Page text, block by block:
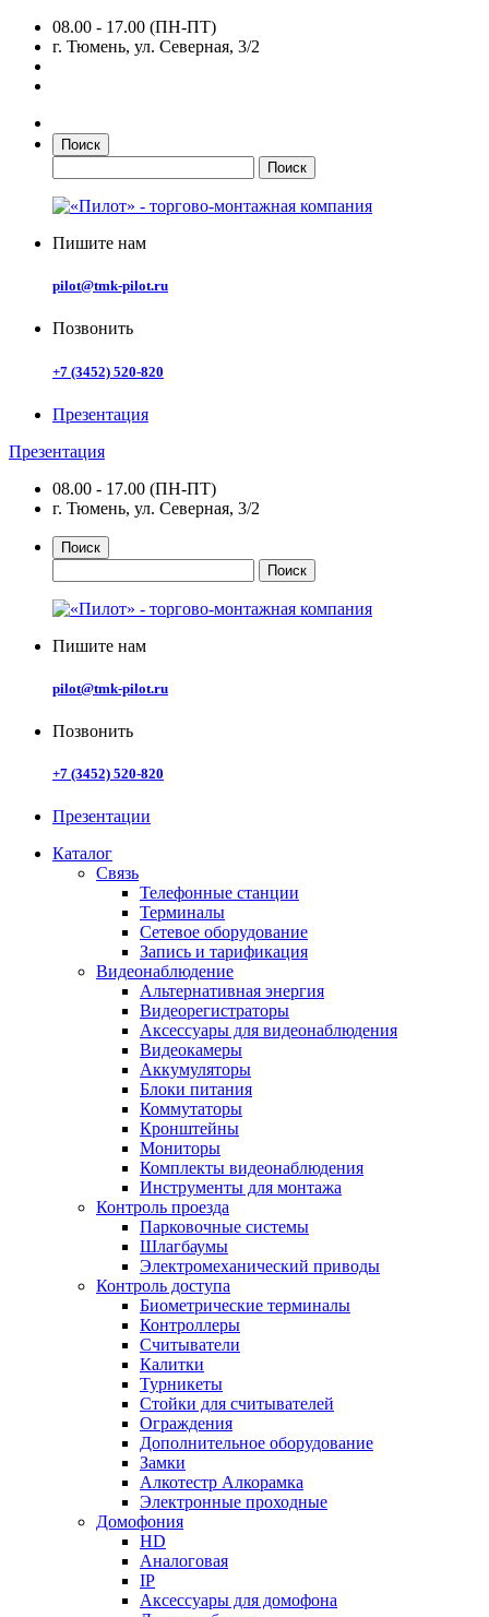
08.00 - 17.00 (ПН-ПТ)
г. Тюмень, ул. Северная, 3/2
Поиск
Пишите нам
pilot@tmk-pilot.ru
Позвонить
+7 (3452) 520-820
Презентация
Презентация
08.00 - 17.00 (ПН-ПТ)
г. Тюмень, ул. Северная, 3/2
Поиск
Пишите нам
pilot@tmk-pilot.ru
Позвонить
+7 (3452) 520-820
Презентации
Каталог
Связь
Телефонные станции
Терминалы
Сетевое оборудование
Запись и тарификация
Видеонаблюдение
Альтернативная энергия
Видеорегистраторы
Аксессуары для видеонаблюдения
Видеокамеры
Аккумуляторы
Блоки питания
Коммутаторы
Кронштейны
Мониторы
Комплекты видеонаблюдения
Инструменты для монтажа
Контроль проезда
Парковочные системы
Шлагбаумы
Электромеханический приводы
Контроль доступа
Биометрические терминалы
Контроллеры
Считыватели
Калитки
Турникеты
Стойки для считывателей
Ограждения
Дополнительное оборудование
Замки
Алкотестр Алкорамка
Электронные проходные
Домофония
HD
Аналоговая
IP
Аксессуары для домофона